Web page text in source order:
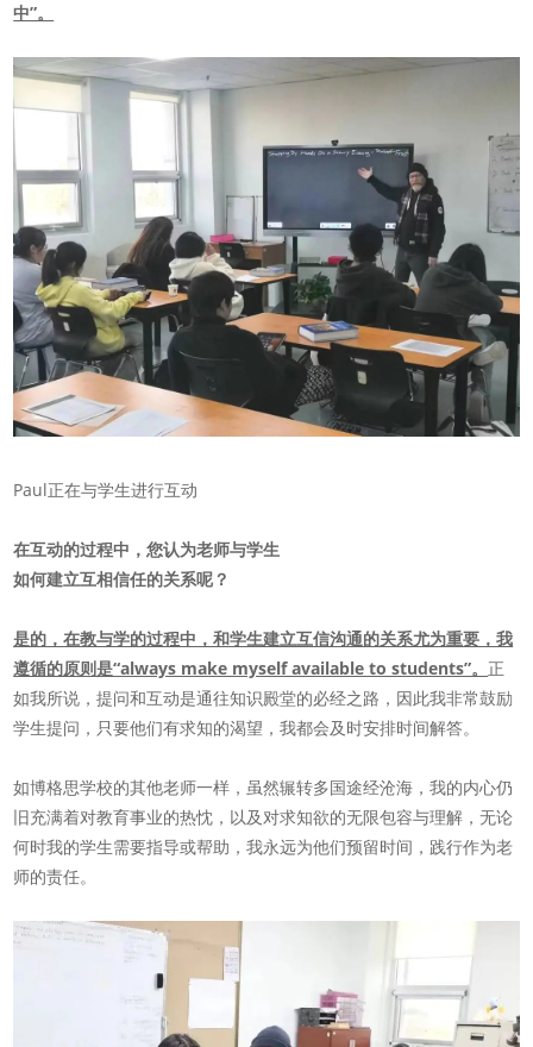
中”。
Paul正在与学生进行互动
在互动的过程中，您认为老师与学生
如何建立互相信任的关系呢？
是的，在教与学的过程中，和学生建立互信沟通的关系尤为重要，我
遵循的原则是“always make myself available to students”。 正
如我所说，提问和互动是通往知识殿堂的必经之路，因此我非常鼓励
学生提问，只要他们有求知的渴望，我都会及时安排时间解答。
如博格思学校的其他老师一样，虽然辗转多国途经沧海，我的内心仍
旧充满着对教育事业的热忱，以及对求知欲的无限包容与理解，无论
何时我的学生需要指导或帮助，我永远为他们预留时间，践行作为老
师的责任。